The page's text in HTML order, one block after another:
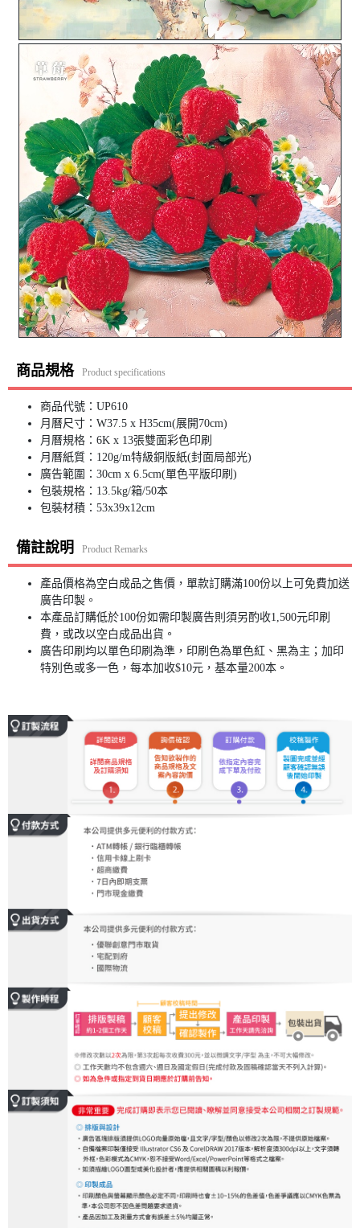
商品規格 Product specifications
商品代號：UP610
月曆尺寸：W37.5 x H35cm(展開70cm)
月曆規格：6K x 13張雙面彩色印刷
月曆紙質：120g/m特級銅版紙(封面局部光)
廣告範圍：30cm x 6.5cm(單色平版印刷)
包裝規格：13.5kg/箱/50本
包裝材積：53x39x12cm
備註說明 Product Remarks
產品價格為空白成品之售價，單款訂購滿100份以上可免費加送
廣告印製。
本產品訂購低於100份如需印製廣告則須另酌收1,500元印刷
費，或改以空白成品出貨。
廣告印刷均以單色印刷為準，印刷色為單色紅、黑為主；加印
特別色或多一色，每本加收$10元，基本量200本。